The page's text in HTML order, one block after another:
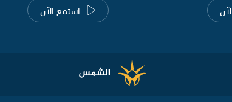
استمع الآن